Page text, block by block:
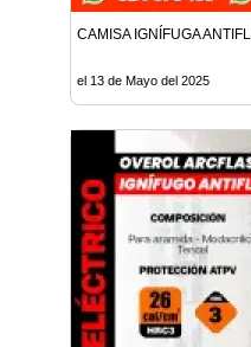
CAMISA IGNÍFUGA
el 13 de Mayo del 2025